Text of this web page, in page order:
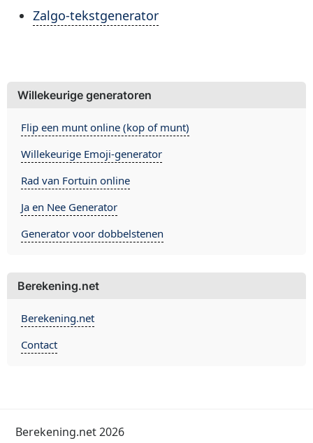
Zalgo-tekstgenerator
Willekeurige generatoren
Flip een munt online (kop of munt)
Willekeurige Emoji-generator
Rad van Fortuin online
Ja en Nee Generator
Generator voor dobbelstenen
Berekening.net
Berekening.net
Contact
Berekening.net 2026